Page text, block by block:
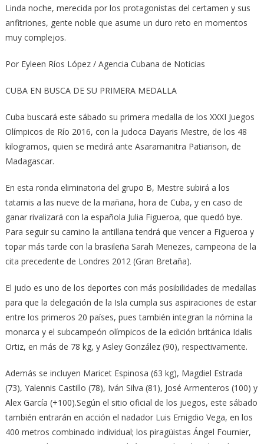
Linda noche, merecida por los protagonistas del certamen y sus
anfitriones, gente noble que asume un duro reto en momentos
muy complejos.
Por Eyleen Ríos López / Agencia Cubana de Noticias
CUBA EN BUSCA DE SU PRIMERA MEDALLA
Cuba buscará este sábado su primera medalla de los XXXI Juegos
Olímpicos de Río 2016, con la judoca Dayaris Mestre, de los 48
kilogramos, quien se medirá ante Asaramanitra Patiarison, de
Madagascar.
En esta ronda eliminatoria del grupo B, Mestre subirá a los
tatamis a las nueve de la mañana, hora de Cuba, y en caso de
ganar rivalizará con la española Julia Figueroa, que quedó bye.
Para seguir su camino la antillana tendrá que vencer a Figueroa y
topar más tarde con la brasileña Sarah Menezes, campeona de la
cita precedente de Londres 2012 (Gran Bretaña).
El judo es uno de los deportes con más posibilidades de medallas
para que la delegación de la Isla cumpla sus aspiraciones de estar
entre los primeros 20 países, pues también integran la nómina la
monarca y el subcampeón olímpicos de la edición británica Idalis
Ortiz, en más de 78 kg, y Asley González (90), respectivamente.
Además se incluyen Maricet Espinosa (63 kg), Magdiel Estrada
(73), Yalennis Castillo (78), Iván Silva (81), José Armenteros (100) y
Alex García (+100).Según el sitio oficial de los juegos, este sábado
también entrarán en acción el nadador Luis Emigdio Vega, en los
400 metros combinado individual; los piragüistas Ángel Fournier,